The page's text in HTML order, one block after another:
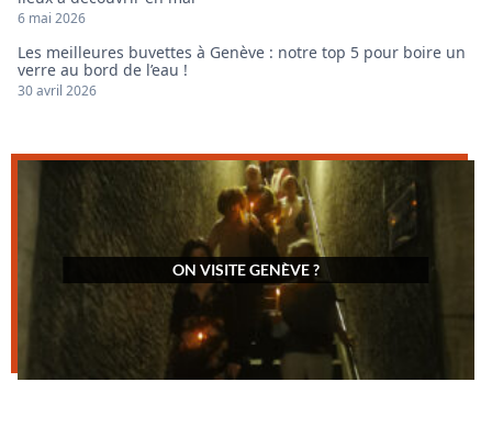
6 mai 2026
Les meilleures buvettes à Genève : notre top 5 pour boire un
verre au bord de l’eau !
30 avril 2026
ON VISITE GENÈVE ?